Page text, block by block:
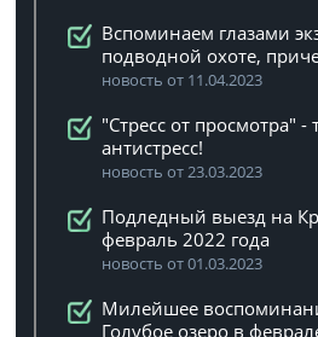
Вспоминаем глазами
подводной охоте,
новость от 11.04.2023
"Стресс от просмотра" -
антистресс!
новость от 23.03.2023
Подледный выезд на
февраль 2022 года
новость от 01.03.2023
Милейшее
Голубое озеро в